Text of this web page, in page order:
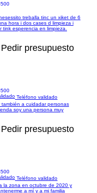
treballa tinc un xiket de 6
hora i dos cases d limpieza i
esperencia en limpieza.
Pedir presupuesto
Teléfono validado
a cuidadar personas
soy una persona muy
Pedir presupuesto
Teléfono validado
la zona en octubre de 2020 y
a mí y a mi familia